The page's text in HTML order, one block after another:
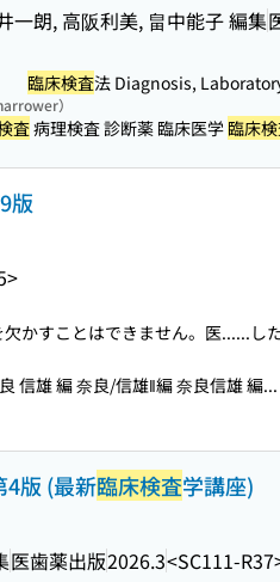
一朗, 高阪利美, 畠中能子 編集
臨床検査法 Diagnosis,
）
査病理検査 診断薬 臨床医学 臨床
版
欠かすことはできません。医......し
信雄 編 奈良/信雄‖編 奈良信雄 編...
4版 (最新臨床検査学講座)
医歯薬出版2026.3<SC111-